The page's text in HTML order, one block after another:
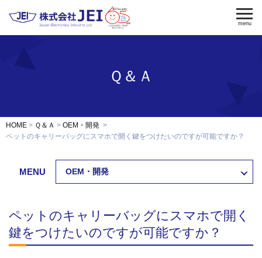
製品資料ダウンロード お問い合わせ
電気錠制御盤 入退室管理
修理・保守
menu
Ｑ＆Ａ
HOME Ｑ＆Ａ
OEM・開発
ペットのキャリーバッグにスマホで開く鍵をつけたいのですが可能ですか？
MENU OEM・開発
ペットのキャリーバッグにスマホで開く
鍵をつけたいのですが可能ですか？